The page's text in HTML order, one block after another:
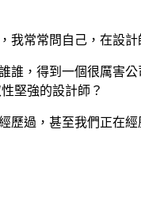
我常常問自己，在設
誰，得到一個很厲害
堅強的設計師？
歷過，甚至我們正在